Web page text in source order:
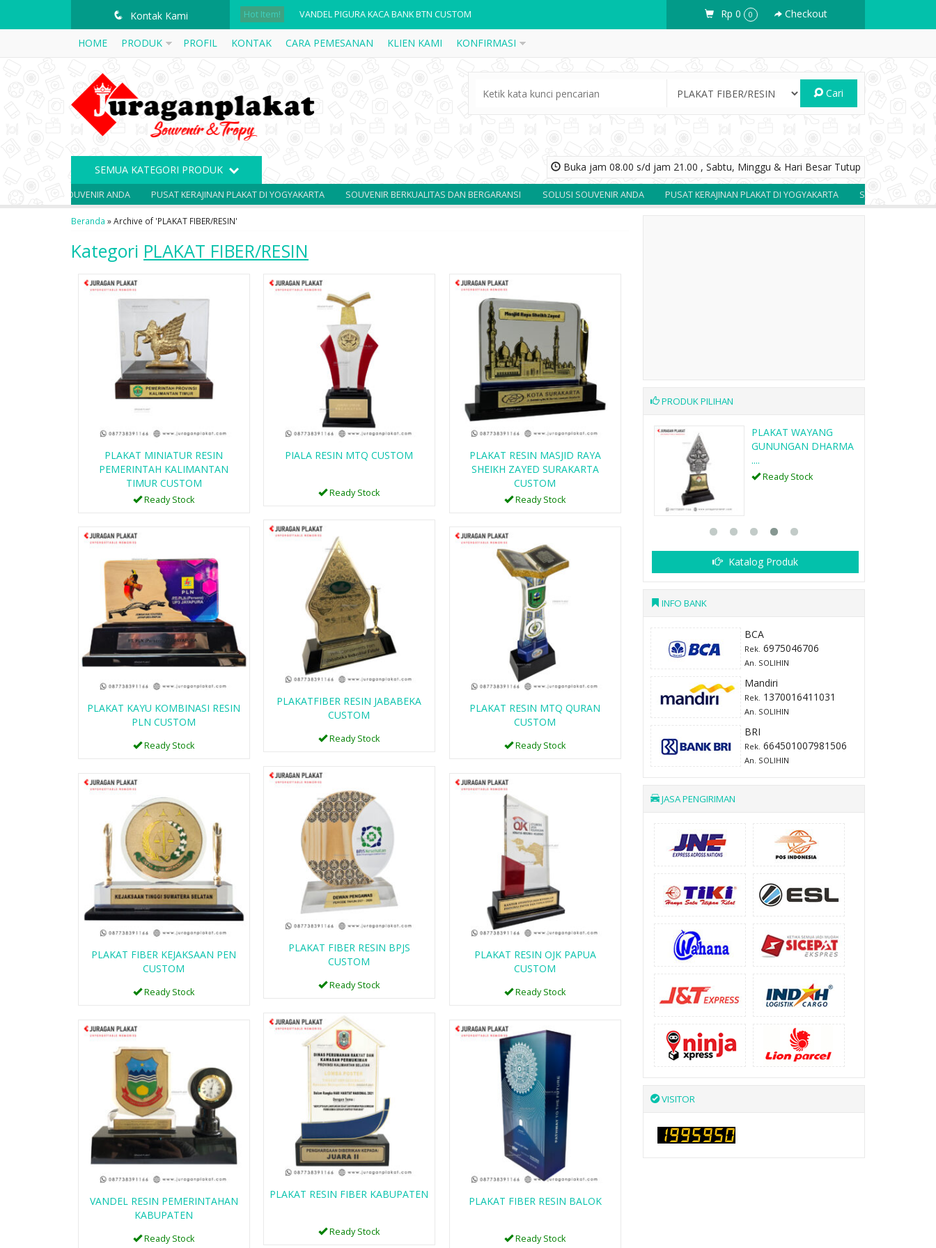
q Kontak Kami Hot Item!
PLAKAT KAYU K27
PLAKAT KAYU BOX K44
PIALA 3
Rp 0 0 Checkout
HOME PRODUK PROFIL KONTAK CARA PEMESANAN KLIEN KAMI KONFIRMASI
Cari
Buka jam 08.00 s/d jam 21.00 , Sabtu, Minggu & Hari Besar Tutup
SEMUA KATEGORI PRODUK
SOLUSI SOUVENIR ANDA PUSAT KERAJINAN PLAKAT DI YOGYAKARTA SOUVENIR BERKUALITAS DAN BERGARANSI SOLUSI SOUVENIR ANDA PUSAT KERAJINAN PLAKAT DI YOGYAKARTA SOUVENIR BERKUALITAS
Beranda »Archive of 'PLAKAT FIBER/RESIN'
Kategori PLAKAT FIBER/RESIN
PLAKAT MINIATUR RESIN
PEMERINTAH KALIMANTAN
TIMUR CUSTOM
Ready Stock
PIALA RESIN MTQ CUSTOM
Ready Stock
PLAKAT RESIN MASJID RAYA
SHEIKH ZAYED SURAKARTA
CUSTOM
Ready Stock
PLAKATFIBER RESIN JABABEKA
CUSTOM
Ready Stock
PLAKAT KAYU KOMBINASI RESIN
PLN CUSTOM
Ready Stock
PLAKAT RESIN MTQ QURAN
CUSTOM
Ready Stock
PLAKAT FIBER RESIN BPJS
CUSTOM
Ready Stock
PLAKAT FIBER KEJAKSAAN PEN
CUSTOM
Ready Stock
PLAKAT RESIN OJK PAPUA
CUSTOM
Ready Stock
PLAKAT RESIN FIBER KABUPATEN
Ready Stock
VANDEL RESIN PEMERINTAHAN
KABUPATEN
Ready Stock
PLAKAT FIBER RESIN BALOK
Ready Stock
PRODUK PILIHAN
PLAKAT KAYU K6
SKU: K6
PLAKAT WISUDA 1
SKU: 1
PLAKAT WAYANG
....
Ready Stock
PLAKAT KAYU K16
Ready Stock
Katalog Produk
INFO BANK
BCA
Rek. 6975046706
An. SOLIHIN
Mandiri
Rek. 1370016411031
An. SOLIHIN
BRI
Rek. 664501007981506
An. SOLIHIN
JASA PENGIRIMAN
VISITOR